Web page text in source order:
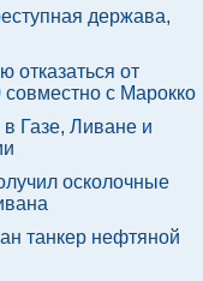
держава,
отказаться от
с Марокко
Газе, Ливане и
осколочные
танкер нефтяной